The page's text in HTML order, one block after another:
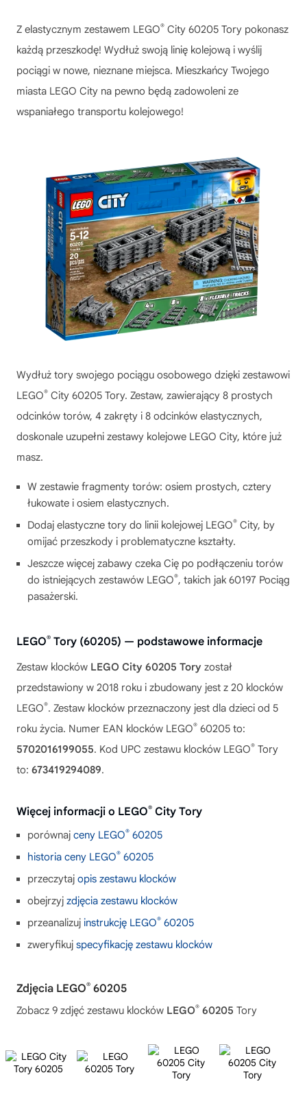
Z elastycznym zestawem LEGO® City 60205 Tory pokonasz
każdą przeszkodę! Wydłuż swoją linię kolejową i wyślij
pociągi w nowe, nieznane miejsca. Mieszkańcy Twojego
miasta LEGO City na pewno będą zadowoleni ze
wspaniałego transportu kolejowego!
Wydłuż tory swojego pociągu osobowego dzięki zestawowi
LEGO® City 60205 Tory. Zestaw, zawierający 8 prostych
odcinków torów, 4 zakręty i 8 odcinków elastycznych,
doskonale uzupełni zestawy kolejowe LEGO City, które już
masz.
W zestawie fragmenty torów: osiem prostych, cztery
łukowate i osiem elastycznych.
Dodaj elastyczne tory do linii kolejowej LEGO® City, by
omijać przeszkody i problematyczne kształty.
Jeszcze więcej zabawy czeka Cię po podłączeniu torów
do istniejących zestawów LEGO®, takich jak 60197 Pociąg
pasażerski.
LEGO® Tory (60205) — podstawowe informacje
Zestaw klocków LEGO City 60205 Tory został
przedstawiony w 2018 roku i zbudowany jest z 20 klocków
LEGO®. Zestaw klocków przeznaczony jest dla dzieci od 5
roku życia. Numer EAN klocków LEGO® 60205 to:
5702016199055. Kod UPC zestawu klocków LEGO® Tory
to: 673419294089.
Więcej informacji o LEGO® City Tory
porównaj ceny LEGO® 60205
historia ceny LEGO® 60205
przeczytaj opis zestawu klocków
obejrzyj zdjęcia zestawu klocków
przeanalizuj instrukcję LEGO® 60205
zweryfikuj specyfikację zestawu klocków
Zdjęcia LEGO® 60205
Zobacz 9 zdjęć zestawu klocków LEGO® 60205 Tory